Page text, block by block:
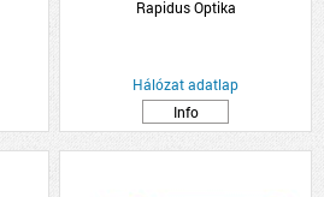
Rapidus Optika
Hálózat adatlap
Info